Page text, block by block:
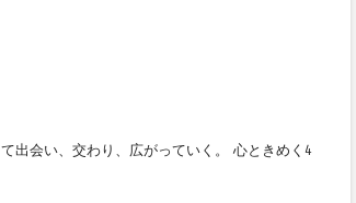
出会い、交わり、広がっていく。 心ときめく4